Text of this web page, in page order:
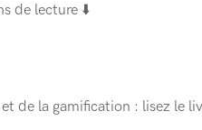
de lecture ⬇️
de la gamification : lisez le